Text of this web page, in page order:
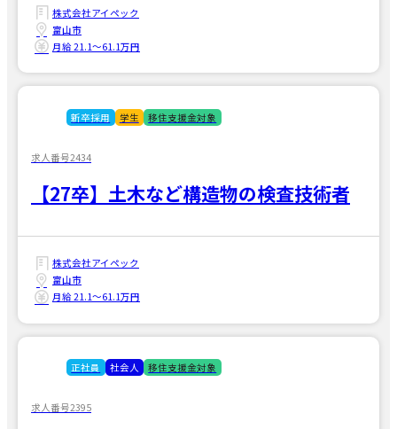
株式会社アイペック
富山市
月給 21.1〜61.1万円
新卒採用 学生 移住支援金対象
求人番号2434
【27卒】土木など構造物の検査技術者
株式会社アイペック
富山市
月給 21.1〜61.1万円
正社員 社会人 移住支援金対象
求人番号2395